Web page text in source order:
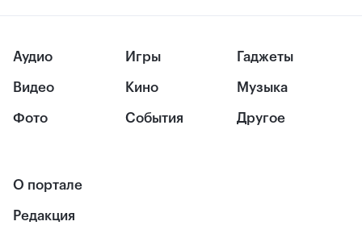
Аудио
Видео
Фото
Игры
Кино
События
Гаджеты
Музыка
Другое
О портале
Редакция